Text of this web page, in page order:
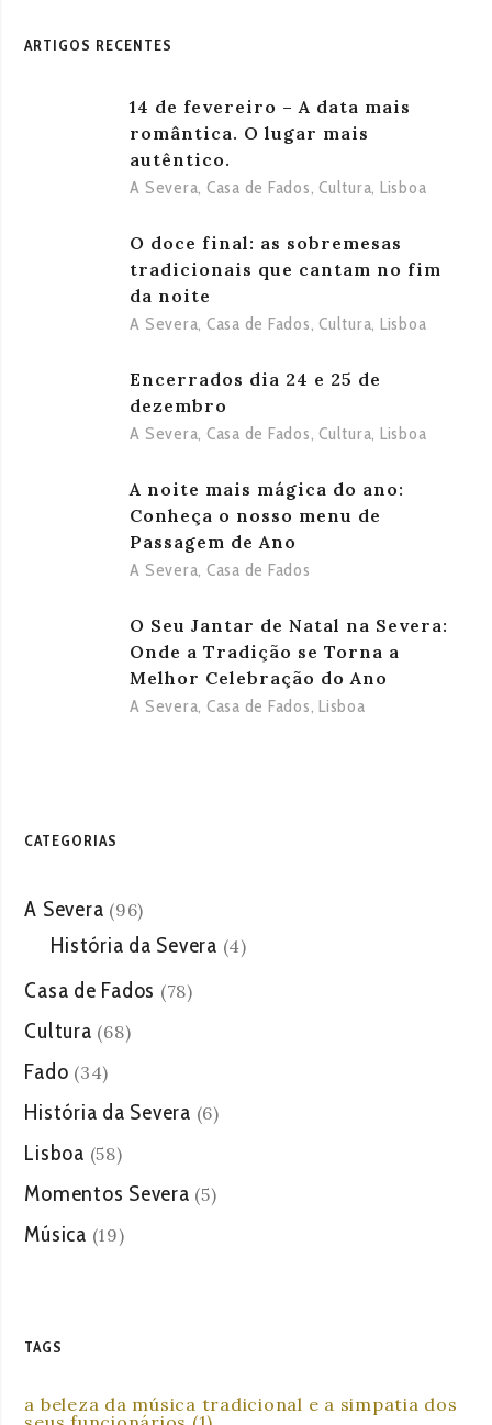
ARTIGOS RECENTES
14 de fevereiro – A data mais
romântica. O lugar mais
autêntico.
A Severa, Casa de Fados,Cultura, Lisboa
O doce final: as sobremesas
tradicionais que cantam no fim
da noite
A Severa, Casa de Fados,Cultura, Lisboa
Encerrados dia 24 e 25 de
dezembro
A Severa, Casa de Fados,Cultura, Lisboa
A noite mais mágica do ano:
Conheça o nosso menu de
Passagem de Ano
A Severa, Casa de Fados
O Seu Jantar de Natal na Severa:
Onde a Tradição se Torna a
Melhor Celebração do Ano
A Severa, Casa de Fados,Lisboa
CATEGORIAS
A Severa (96)
História da Severa (4)
Casa de Fados (78)
Cultura (68)
Fado (34)
História da Severa (6)
Lisboa (58)
Momentos Severa (5)
Música (19)
TAGS
a beleza da música tradicional e a simpatia dos